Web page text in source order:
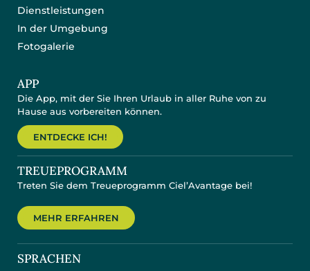
Dienstleistungen
In der Umgebung
Fotogalerie
APP
Die App, mit der Sie Ihren Urlaub in aller Ruhe von zu
Hause aus vorbereiten können.
ENTDECKE ICH!
TREUEPROGRAMM
Treten Sie dem Treueprogramm Ciel’Avantage bei!
MEHR ERFAHREN
SPRACHEN